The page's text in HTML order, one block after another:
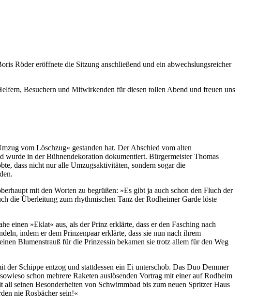
Röder eröffnete die Sitzung anschließend und ein abwechslungsreicher
Besuchern und Mitwirkenden für diesen tollen Abend und freuen uns
vom Löschzug« gestanden hat. Der Abschied vom alten
wurde in der Bühnendekoration dokumentiert. Bürgermeister Thomas
dass nicht nur alle Umzugsaktivitäten, sondern sogar die
mit den Worten zu begrüßen: »Es gibt ja auch schon den Fluch der
die Überleitung zum rhythmischen Tanz der Rodheimer Garde löste
einen »Eklat« aus, als der Prinz erklärte, dass er den Fasching nach
indem er dem Prinzenpaar erklärte, dass sie nun nach ihrem
Blumenstrauß für die Prinzessin bekamen sie trotz allem für den Weg
der Schippe entzog und stattdessen ein Ei unterschob. Das Duo Demmer
schon mehrere Raketen auslösenden Vortrag mit einer auf Rodheim
seinen Besonderheiten von Schwimmbad bis zum neuen Spritzer Haus
nie Rosbächer sein!«